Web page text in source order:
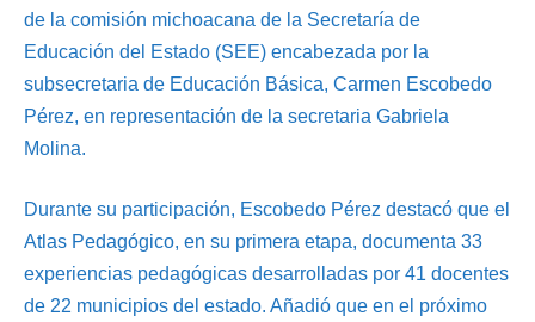
de la comisión michoacana de la Secretaría de
Educación del Estado (SEE) encabezada por la
subsecretaria de Educación Básica, Carmen Escobedo
Pérez, en representación de la secretaria Gabriela
Molina.
Durante su participación, Escobedo Pérez destacó que el
Atlas Pedagógico, en su primera etapa, documenta 33
experiencias pedagógicas desarrolladas por 41 docentes
de 22 municipios del estado. Añadió que en el próximo